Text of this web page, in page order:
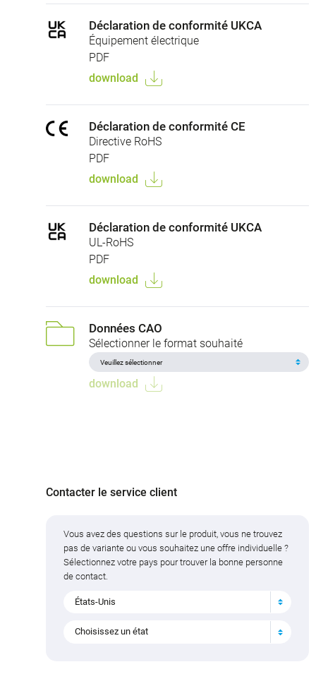
Déclaration de conformité UKCA
Équipement électrique
PDF
download
Déclaration de conformité CE
Directive RoHS
PDF
download
Déclaration de conformité UKCA
UL-RoHS
PDF
download
Données CAO
Sélectionner le format souhaité
download
Contacter le service client
Vous avez des questions sur le produit, vous ne trouvez
pas de variante ou vous souhaitez une offre individuelle ?
Sélectionnez votre pays pour trouver la bonne personne
de contact.
États-Unis
Choisissez un état